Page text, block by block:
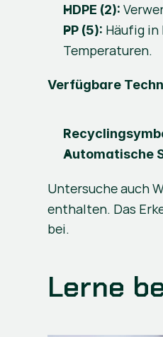
HDPE (2):
PP (5): Häufig
Temperaturen.
Verfügbare
Automatische
Untersuche auch
enthalten. Das
bei.
Lerne